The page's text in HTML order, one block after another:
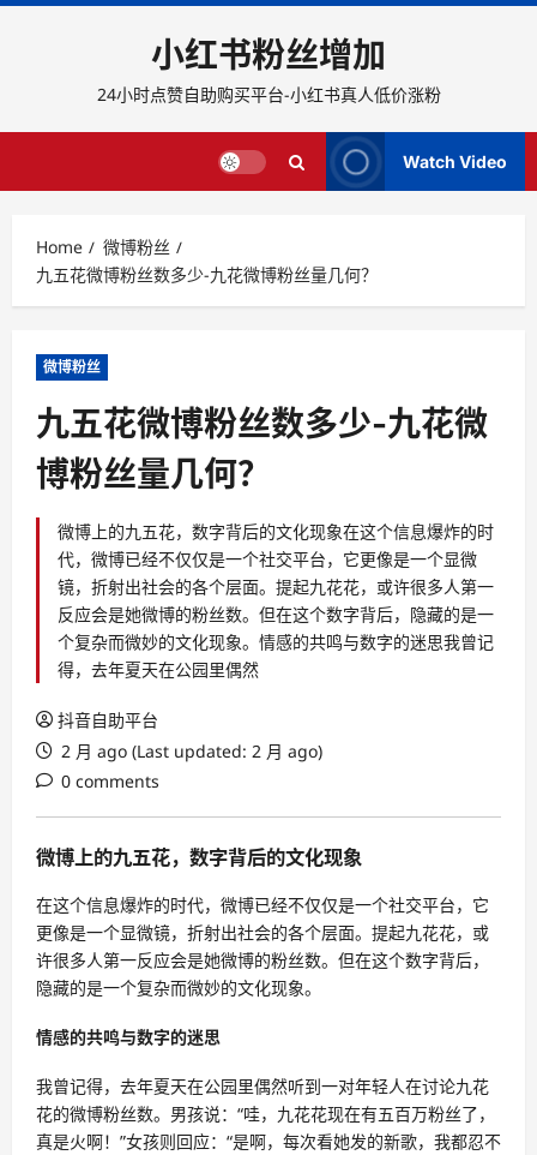
小红书粉丝增加
24小时点赞自助购买平台-小红书真人低价涨粉
Watch Video
Home
微博粉丝
九五花微博粉丝数多少-九花微博粉丝量几何？
微博粉丝
九五花微博粉丝数多少-九花微
博粉丝量几何？
微博上的九五花，数字背后的文化现象在这个信息爆炸的时
代，微博已经不仅仅是一个社交平台，它更像是一个显微
镜，折射出社会的各个层面。提起九花花，或许很多人第一
反应会是她微博的粉丝数。但在这个数字背后，隐藏的是一
个复杂而微妙的文化现象。情感的共鸣与数字的迷思我曾记
得，去年夏天在公园里偶然
抖音自助平台
2 月 ago (Last updated: 2 月 ago)
0 comments
微博上的九五花，数字背后的文化现象
在这个信息爆炸的时代，微博已经不仅仅是一个社交平台，它
更像是一个显微镜，折射出社会的各个层面。提起九花花，或
许很多人第一反应会是她微博的粉丝数。但在这个数字背后，
隐藏的是一个复杂而微妙的文化现象。
情感的共鸣与数字的迷思
我曾记得，去年夏天在公园里偶然听到一对年轻人在讨论九花
花的微博粉丝数。男孩说：“哇，九花花现在有五百万粉丝了，
真是火啊！”女孩则回应：“是啊，每次看她发的新歌，我都忍不